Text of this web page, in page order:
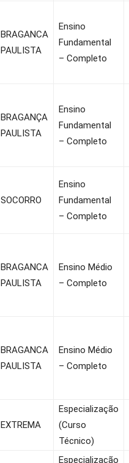
BRAGANCA
PAULISTA
Ensino
Fundamental
– Completo
BRAGANÇA
PAULISTA
Ensino
Fundamental
– Completo
SOCORRO
Ensino
Fundamental
– Completo
BRAGANCA
PAULISTA
Ensino Médio
– Completo
BRAGANCA
PAULISTA
Ensino Médio
– Completo
EXTREMA
Especialização
(Curso
Técnico)
Especialização